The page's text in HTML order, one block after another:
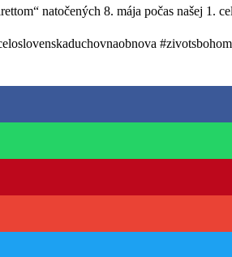
natočených 8. mája počas našej 1.
#zivotsbohom